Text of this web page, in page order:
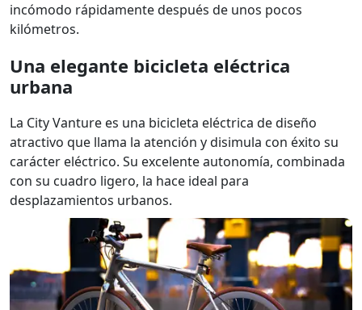
incómodo rápidamente después de unos pocos
kilómetros.
Una elegante bicicleta eléctrica
urbana
La City Vanture es una bicicleta eléctrica de diseño
atractivo que llama la atención y disimula con éxito su
carácter eléctrico. Su excelente autonomía, combinada
con su cuadro ligero, la hace ideal para
desplazamientos urbanos.